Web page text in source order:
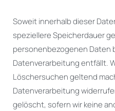
Soweit innerhalb dieser
speziellere Speicherdauer
personenbezogenen Daten
Datenverarbeitung entfällt.
Löschersuchen geltend
Datenverarbeitung
gelöscht, sofern wir keine